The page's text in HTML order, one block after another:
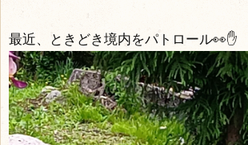
最近、ときどき境内をパトロール👀✋